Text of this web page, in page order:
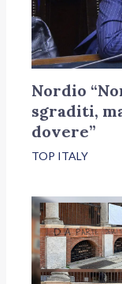
Nordio
sgraditi,
dovere”
TOP ITALY